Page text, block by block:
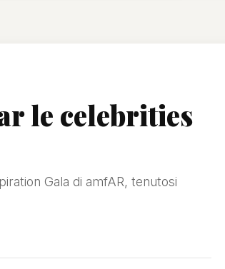
le celebrities
Gala di amfAR, tenutosi